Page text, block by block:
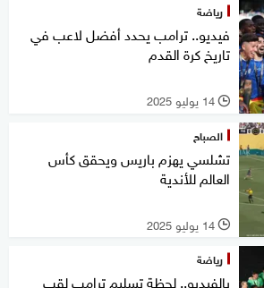
رياضة
فيديو.. ترامب يحدد أفضل لاعب في
تاريخ كرة القدم
l 14 يوليو 2025
الصباح
تشلسي يهزم باريس ويحقق كأس
العالم للأندية
l 14 يوليو 2025
رياضة
بالفيديو.. لحظة تسليم ترامب لقب